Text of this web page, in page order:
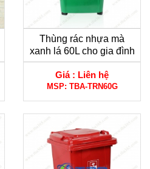
Thùng rác nhựa mà
xanh lá 60L cho gia đình
Giá : Liên hệ
MSP: TBA-TRN60G